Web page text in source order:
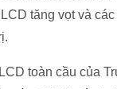
tăng vọt và
toàn cầu của